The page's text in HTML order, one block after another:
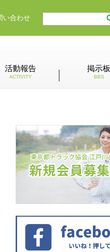
い合わせ
活動報告
ACTIVITY
掲示板
BBS